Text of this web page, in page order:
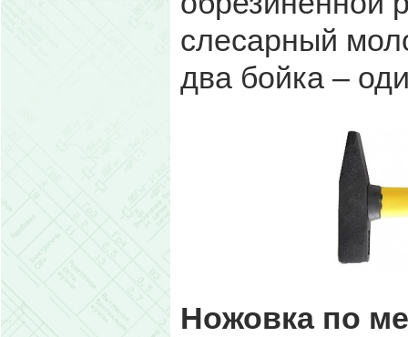
слесарный
два бойка –
Ножовка по